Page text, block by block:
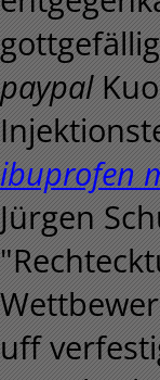
paypal
ibuprofen
Jürgen
uff